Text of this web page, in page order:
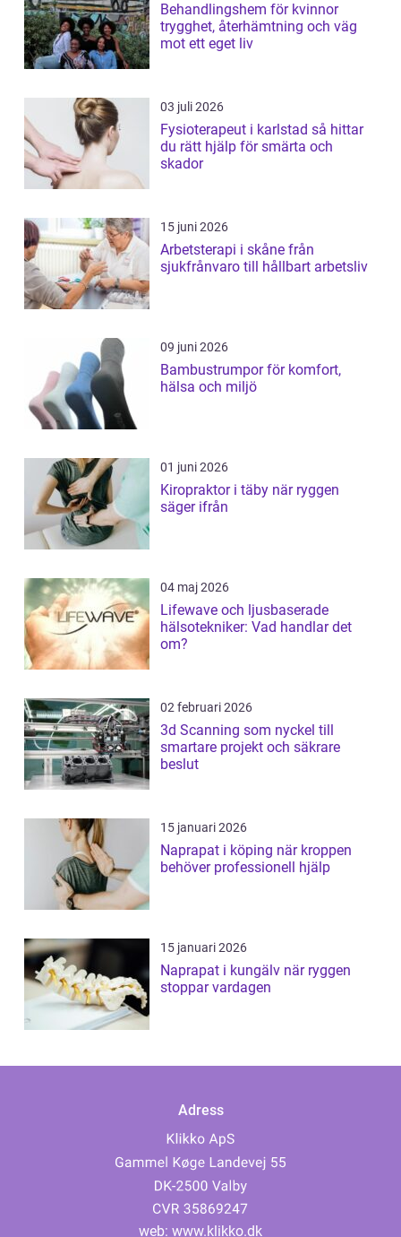
Behandlingshem för kvinnor
trygghet, återhämtning och väg
mot ett eget liv
03 juli 2026
Fysioterapeut i karlstad så hittar
du rätt hjälp för smärta och
skador
15 juni 2026
Arbetsterapi i skåne från
sjukfrånvaro till hållbart arbetsliv
09 juni 2026
Bambustrumpor för komfort,
hälsa och miljö
01 juni 2026
Kiropraktor i täby när ryggen
säger ifrån
04 maj 2026
Lifewave och ljusbaserade
hälsotekniker: Vad handlar det
om?
02 februari 2026
3d Scanning som nyckel till
smartare projekt och säkrare
beslut
15 januari 2026
Naprapat i köping när kroppen
behöver professionell hjälp
15 januari 2026
Naprapat i kungälv när ryggen
stoppar vardagen
Adress
web: www.klikko.dk